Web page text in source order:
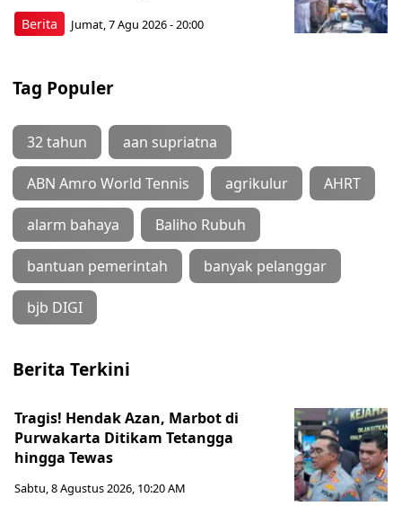
Berita Jumat, 7 Agu 2026 - 20:00
Tag Populer
32 tahun aan supriatna
ABN Amro World Tennis agrikulur AHRT
alarm bahaya Baliho Rubuh
bantuan pemerintah banyak pelanggar
bjb DIGI
Berita Terkini
Tragis! Hendak Azan, Marbot di
Purwakarta Ditikam Tetangga
hingga Tewas
Sabtu, 8 Agustus 2026, 10:20 AM